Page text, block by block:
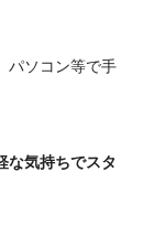
パソコン等で手
な気持ちでスタ